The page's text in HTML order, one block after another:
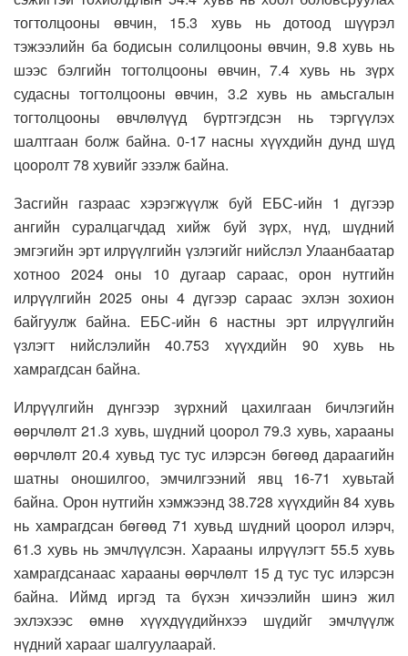
тогтолцооны өвчин, 15.3 хувь нь дотоод шүүрэл
тэжээлийн ба бодисын солилцооны өвчин, 9.8 хувь нь
шээс бэлгийн тогтолцооны өвчин, 7.4 хувь нь зүрх
судасны тогтолцооны өвчин, 3.2 хувь нь амьсгалын
тогтолцооны өвчлөлүүд бүртгэгдсэн нь тэргүүлэх
шалтгаан болж байна. 0-17 насны хүүхдийн дунд шүд
цооролт 78 хувийг эзэлж байна.
Засгийн газраас хэрэгжүүлж буй ЕБС-ийн 1 дүгээр
ангийн суралцагчдад хийж буй зүрх, нүд, шүдний
эмгэгийн эрт илрүүлгийн үзлэгийг нийслэл Улаанбаатар
хотноо 2024 оны 10 дугаар сараас, орон нутгийн
илрүүлгийн 2025 оны 4 дүгээр сараас эхлэн зохион
байгуулж байна. ЕБС-ийн 6 настны эрт илрүүлгийн
үзлэгт нийслэлийн 40.753 хүүхдийн 90 хувь нь
хамрагдсан байна.
Илрүүлгийн дүнгээр зүрхний цахилгаан бичлэгийн
өөрчлөлт 21.3 хувь, шүдний цоорол 79.3 хувь, харааны
өөрчлөлт 20.4 хувьд тус тус илэрсэн бөгөөд дараагийн
шатны оношилгоо, эмчилгээний явц 16-71 хувьтай
байна. Орон нутгийн хэмжээнд 38.728 хүүхдийн 84 хувь
нь хамрагдсан бөгөөд 71 хувьд шүдний цоорол илэрч,
61.3 хувь нь эмчлүүлсэн. Харааны илрүүлэгт 55.5 хувь
хамрагдсанаас харааны өөрчлөлт 15 д тус тус илэрсэн
байна. Иймд иргэд та бүхэн хичээлийн шинэ жил
эхлэхээс өмнө хүүхдүүдийнхээ шүдийг эмчлүүлж
нүдний харааг шалгуулаарай.